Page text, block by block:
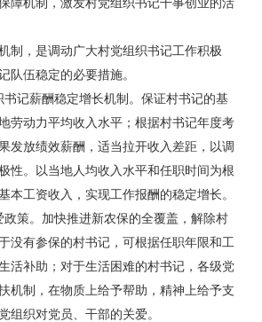
机制，激发村党组织书记干事创业的活
，是调动广大村党组织书记工作积极
队伍稳定的必要措施。
记薪酬稳定增长机制。保证村书记的基
劳动力平均收入水平；根据村书记年度考
发放绩效薪酬，适当拉开收入差距，以调
性。以当地人均收入水平和任职时间为根
本工资收入，实现工作报酬的稳定增长。
策。加快推进新农保的全覆盖，解除村
没有参保的村书记，可根据任职年限和工
活补助；对于生活困难的村书记，各级党
机制，在物质上给予帮助，精神上给予支
组织对党员、干部的关爱。